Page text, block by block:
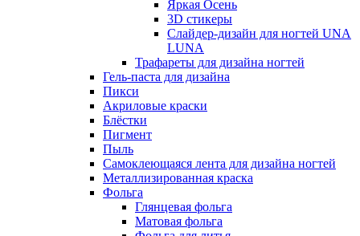
Яркая Осень
3D стикеры
Слайдер-дизайн для ногтей UNA
LUNA
Трафареты для дизайна ногтей
Гель-паста для дизайна
Пикси
Акриловые краски
Блёстки
Пигмент
Пыль
Самоклеющаяся лента для дизайна ногтей
Металлизированная краска
Фольга
Глянцевая фольга
Матовая фольга